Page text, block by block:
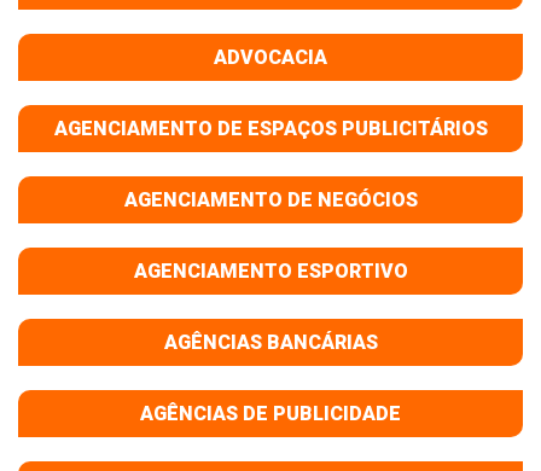
ADVOCACIA
AGENCIAMENTO DE ESPAÇOS PUBLICITÁRIOS
AGENCIAMENTO DE NEGÓCIOS
AGENCIAMENTO ESPORTIVO
AGÊNCIAS BANCÁRIAS
AGÊNCIAS DE PUBLICIDADE